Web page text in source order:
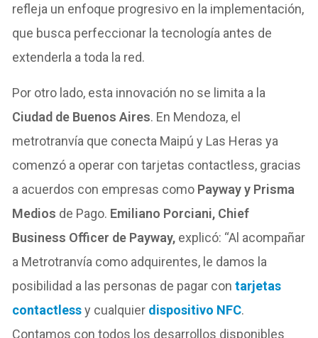
refleja un enfoque progresivo en la implementación,
que busca perfeccionar la tecnología antes de
extenderla a toda la red.
Por otro lado, esta innovación no se limita a la
Ciudad de Buenos Aires. En Mendoza, el
metrotranvía que conecta Maipú y Las Heras ya
comenzó a operar con tarjetas contactless, gracias
a acuerdos con empresas como Payway y Prisma
Medios de Pago. Emiliano Porciani, Chief
Business Officer de Payway, explicó: “Al acompañar
a Metrotranvía como adquirentes, le damos la
posibilidad a las personas de pagar contarjetas
contactlessy cualquier dispositivo NFC.
Contamos con todos los desarrollos disponibles